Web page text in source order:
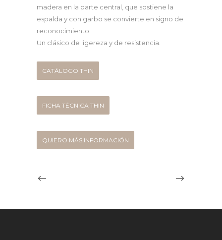
madera en la parte central, que sostiene la
espalda y con garbo se convierte en signo de
reconocimiento.
Un clásico de ligereza y de resistencia.
CATÁLOGO THIN
FICHA TÉCNICA THIN
QUIERO MÁS INFORMACIÓN